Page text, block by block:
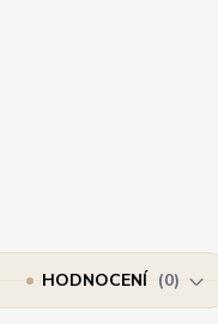
HODNOCENÍ 0